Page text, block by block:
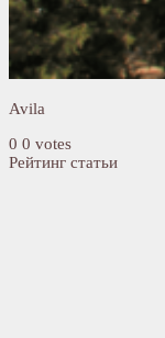
Avila
0 0 votes
Рейтинг статьи